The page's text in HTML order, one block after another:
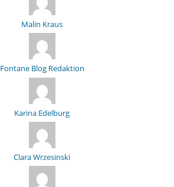
Malin Kraus
Fontane Blog Redaktion
Karina Edelburg
Clara Wrzesinski